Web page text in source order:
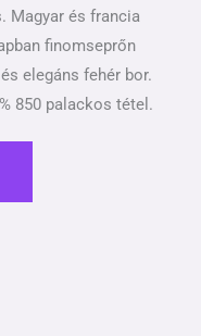
Magyar és francia
finomseprőn
elegáns fehér bor.
850 palackos tétel.